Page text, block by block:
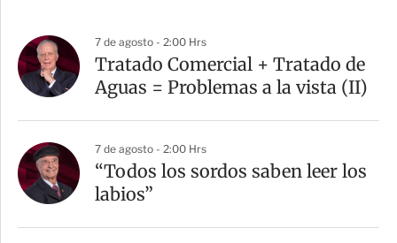
7 de agosto - 2:00 Hrs
Tratado Comercial + Tratado de
Aguas = Problemas a la vista (II)
7 de agosto - 2:00 Hrs
“Todos los sordos saben leer los
labios”